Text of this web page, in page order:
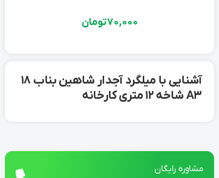
مشاوره رایگان
70,000تومان
آشنایی با میلگرد آجدار شاهین بناب 18
A3 شاخه 12 متری کارخانه